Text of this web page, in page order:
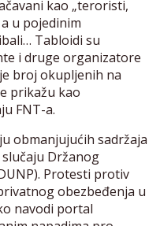
kao „teroristi,
u pojedinim
Tabloidi su
i druge organizatore
broj okupljenih na
prikažu kao
FNT-a.
obmanjujućih sadržaja
Držanog
Protesti protiv
obezbeđenja u
navodi portal